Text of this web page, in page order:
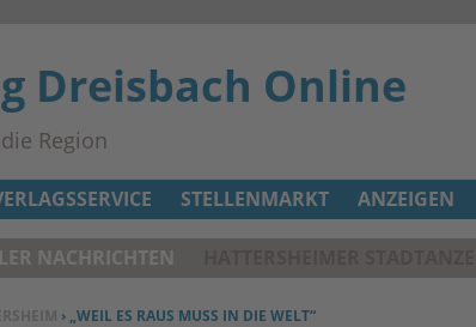
Dreisbach Online
Region
› „WEIL ES RAUS MUSS IN DIE WELT“
NACHRICHTEN
STELLENMARKT ANZEIGEN